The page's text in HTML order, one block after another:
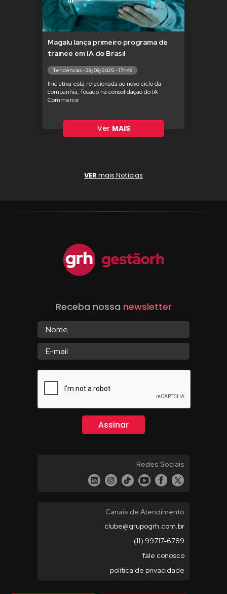
Magalu lança primeiro programa de
trainee em IA do Brasil
Tendências - 28/08/2025 - 17h46
Iniciativa está relacionada ao novo ciclo da
companhia, focado na consolidação do IA
Commerce
Ver MAIS
VER mais Notícias
Receba nossa newsletter
Redes Sociais
Canais de Atendimento
clube@grupogrh.com.br
(11) 99717-6789
fale conosco
política de privacidade